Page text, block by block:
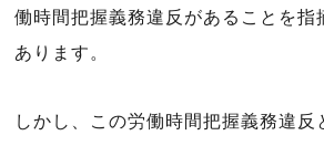
働時間把握義務違反があることを指
あります。
しかし、この労働時間把握義務違反